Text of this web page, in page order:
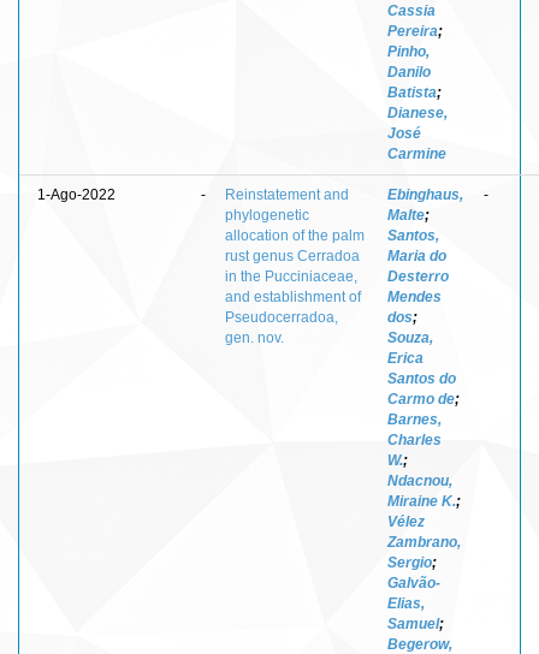
Cassia
Pereira;
Pinho,
Danilo
Batista;
Dianese,
José
Carmine
1-Ago-2022 -
Reinstatement and
phylogenetic
allocation of the palm
rust genus Cerradoa
in the Pucciniaceae,
and establishment of
Pseudocerradoa,
gen. nov.
Ebinghaus,
Malte;
Santos,
Maria do
Desterro
Mendes
dos;
Souza,
Erica
Santos do
Carmo de;
Barnes,
Charles
W.;
Ndacnou,
Miraine K.;
Vélez
Zambrano,
Sergio;
Galvão-
Elias,
Samuel;
Begerow,
-